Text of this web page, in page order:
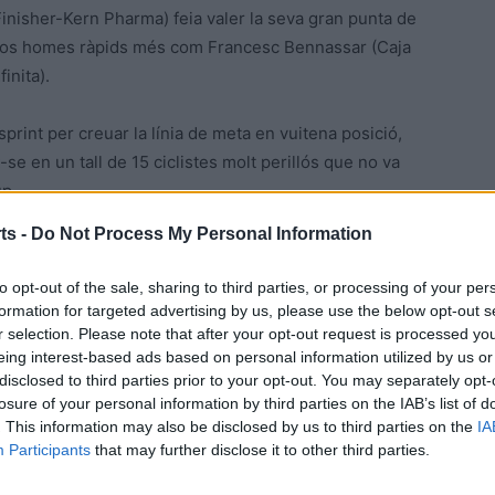
- Do Not Process My Personal Information
opt-out of the sale, sharing to third parties, or processing of your
for targeted advertising by us, please use the below opt-out
selection. Please note that after your opt-out request is processed
interest-based ads based on personal information utilized by us
to third parties prior to your opt-out. You may separately
of your personal information by third parties on the IAB’s list of
This information may also be disclosed by us to third parties on the
Participants that may further disclose it to other third parties.
Kern Pharma) feia valer la seva gran punta de
homes ràpids més com Francesc Bennassar (Caja
per creuar la línia de meta en vuitena posició,
en un tall de 15 ciclistes molt perillós que no va
lloc de la classificació general amb un total de
l’equador de la competició a la Clàssica Ciutat de
representants del Cortizo, Francesc Bennassar, 311
el txec Vojtech Kmínek també del Cortizo).
10, ocupant l’octava posició amb 213 punts, i és